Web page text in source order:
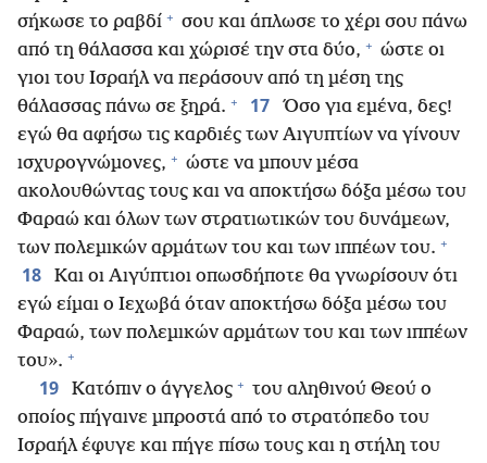
σήκωσε το ραβδί + σου και άπλωσε το χέρι σου πάνω
από τη θάλασσα και χώρισέ την στα δύο, + ώστε οι
γιοι του Ισραήλ να περάσουν από τη μέση της
θάλασσας πάνω σε ξηρά. + 17
Όσο για εμένα, δες!
εγώ θα αφήσω τις καρδιές των Αιγυπτίων να γίνουν
ισχυρογνώμονες, + ώστε να μπουν μέσα
ακολουθώντας τους και να αποκτήσω δόξα μέσω του
Φαραώ και όλων των στρατιωτικών του δυνάμεων,
των πολεμικών αρμάτων του και των ιππέων του. +
18
Και οι Αιγύπτιοι οπωσδήποτε θα γνωρίσουν ότι
εγώ είμαι ο Ιεχωβά όταν αποκτήσω δόξα μέσω του
Φαραώ, των πολεμικών αρμάτων του και των ιππέων
του». +
19 Κατόπιν ο άγγελος + του αληθινού Θεού ο
οποίος πήγαινε μπροστά από το στρατόπεδο του
Ισραήλ έφυγε και πήγε πίσω τους και η στήλη του